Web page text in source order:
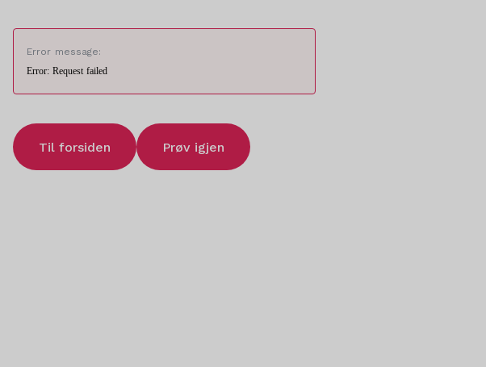
Error message:
Error: Request failed
Til forsiden Prøv igjen